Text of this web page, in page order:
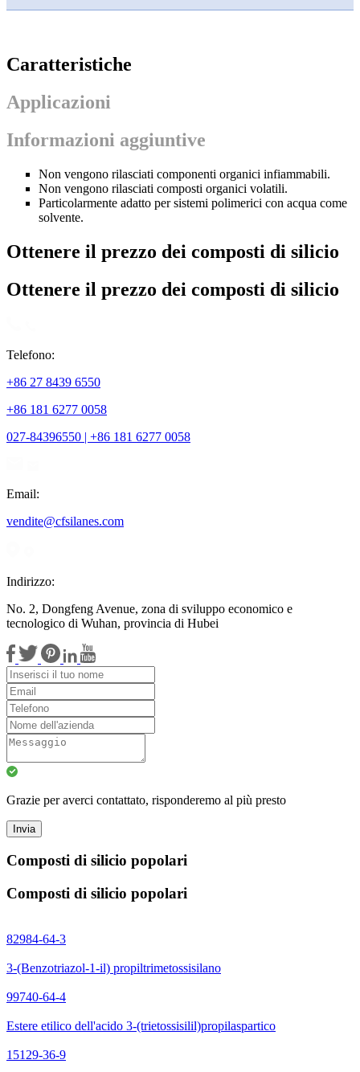
Caratteristiche
Applicazioni
Informazioni aggiuntive
Non vengono rilasciati componenti organici infiammabili.
Non vengono rilasciati composti organici volatili.
Particolarmente adatto per sistemi polimerici con acqua come
solvente.
Ottenere il prezzo dei composti di silicio
Ottenere il prezzo dei composti di silicio
Telefono:
+86 27 8439 6550
+86 181 6277 0058
027-84396550 | +86 181 6277 0058
Email:
vendite@cfsilanes.com
Indirizzo:
No. 2, Dongfeng Avenue, zona di sviluppo economico e
tecnologico di Wuhan, provincia di Hubei
Grazie per averci contattato, risponderemo al più presto
Invia
Composti di silicio popolari
Composti di silicio popolari
82984-64-3
3-(Benzotriazol-1-il) propiltrimetossisilano
99740-64-4
Estere etilico dell'acido 3-(trietossisilil)propilaspartico
15129-36-9